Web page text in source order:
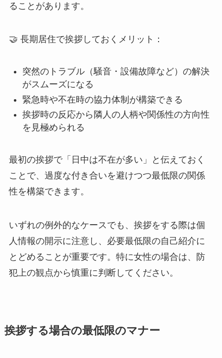
ることがあります。
🤝 長期居住で挨拶しておくメリット：
突然のトラブル（騒音・設備故障など）の解決
がスムーズになる
緊急時や不在時の協力体制が構築できる
挨拶時の反応から隣人の人柄や関係性の方向性
を見極められる
最初の挨拶で「日中は不在が多い」と伝えておく
ことで、過度な付き合いを避けつつ最低限の関係
性を構築できます。
いずれの例外的なケースでも、挨拶をする際は個
人情報の開示に注意し、必要最低限の自己紹介に
とどめることが重要です。特に女性の場合は、防
犯上の観点から慎重に判断してください。
挨拶する場合の最低限のマナー